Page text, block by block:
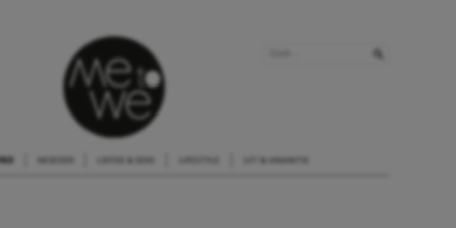
MOEDER LIEFDE & SEKS UIT & VAKANTIE